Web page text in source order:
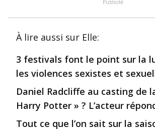
Publicité
À lire aussi sur Elle:
3 festivals font le point sur la
les violences sexistes et
Daniel Radcliffe au casting de
Harry Potter » ? L’acteur
Tout ce que l’on sait sur la